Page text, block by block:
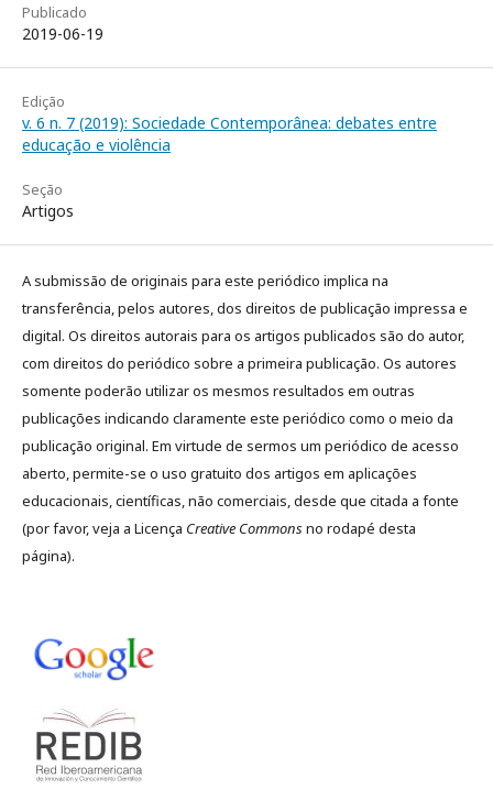
Publicado
2019-06-19
Edição
v. 6 n. 7 (2019): Sociedade Contemporânea: debates entre
educação e violência
Seção
Artigos
A submissão de originais para este periódico implica na
transferência, pelos autores, dos direitos de publicação impressa e
digital. Os direitos autorais para os artigos publicados são do autor,
com direitos do periódico sobre a primeira publicação. Os autores
somente poderão utilizar os mesmos resultados em outras
publicações indicando claramente este periódico como o meio da
publicação original. Em virtude de sermos um periódico de acesso
aberto, permite-se o uso gratuito dos artigos em aplicações
educacionais, científicas, não comerciais, desde que citada a fonte
(por favor, veja a Licença Creative Commonsno rodapé desta
página).